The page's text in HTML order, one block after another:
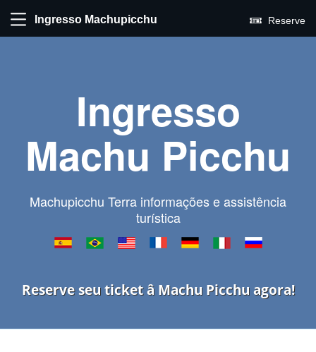
Ingresso Machupicchu Reserve
Ingresso
Machu Picchu
Machupicchu Terra informações e assistência
turística
Reserve seu ticket â Machu Picchu agora!